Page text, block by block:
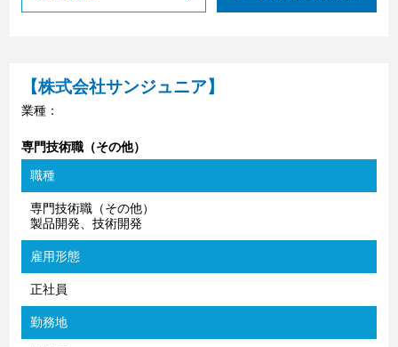
【株式会社サンジュニア】
業種：
専門技術職（その他）
職種
専門技術職（その他）
製品開発、技術開発
雇用形態
正社員
勤務地